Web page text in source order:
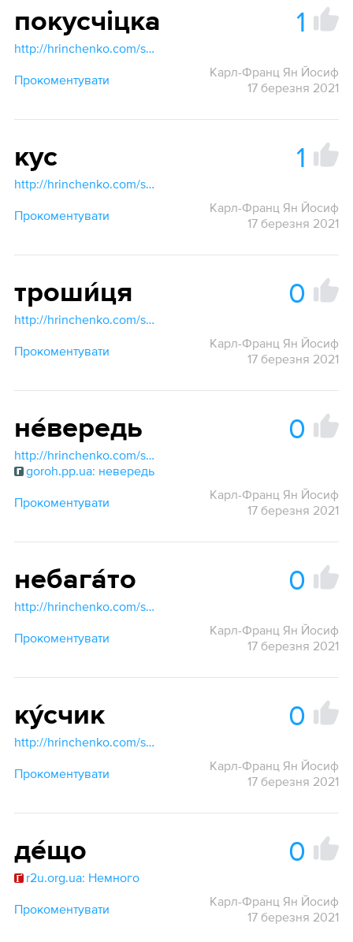
покусчіцка 1
http://hrinchenko.com/slovar/znachenie-slova/42759-pokuschicka.html#show_point
Прокоментувати
Карл-Франц Ян Йосиф
17 березня 2021
кус 1
http://hrinchenko.com/slovar/znachenie-slova/25497-kus.html#show_point
Прокоментувати
Карл-Франц Ян Йосиф
17 березня 2021
троши́ця 0
http://hrinchenko.com/slovar/znachenie-slova/59449-troshycja.html#show_point
Прокоментувати
Карл-Франц Ян Йосиф
17 березня 2021
не́вередь 0
http://hrinchenko.com/slovar/znachenie-slova/32025-nevered.html#show_point
goroh.pp.ua: невередь
Прокоментувати
Карл-Франц Ян Йосиф
17 березня 2021
небага́то 0
http://hrinchenko.com/slovar/znachenie-slova/31940-nebaghato.html#show_point
Прокоментувати
Карл-Франц Ян Йосиф
17 березня 2021
ку́счик 0
http://hrinchenko.com/slovar/znachenie-slova/25514-kuschyk.html#show_point
Прокоментувати
Карл-Франц Ян Йосиф
17 березня 2021
де́що 0
r2u.org.ua: Немного
Прокоментувати
Карл-Франц Ян Йосиф
17 березня 2021